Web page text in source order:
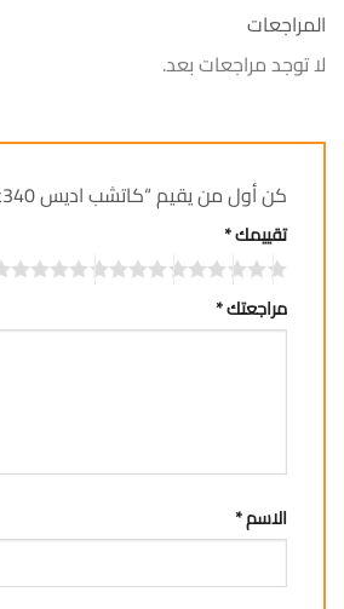
المراجعات
لا توجد مراجعات بعد.
كن أول من يقيم “كاتشب اديس 340غم”
تقييمك*
مراجعتك*
الاسم*